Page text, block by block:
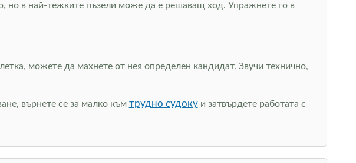
но в най-тежките пъзели може да е решаващ ход. Упражнете го в
можете да махнете от нея определен кандидат. Звучи технично,
върнете се за малко към трудно судокуи затвърдете работата с